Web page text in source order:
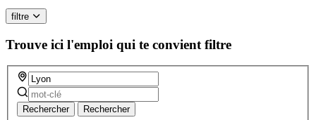
filtre
Trouve ici l'emploi qui te convient filtre
Rechercher Rechercher